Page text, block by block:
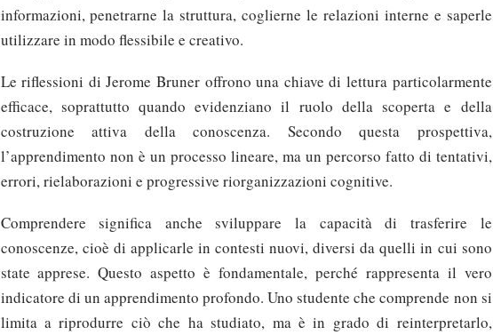
informazioni, penetrarne la struttura, coglierne le relazioni interne e saperle
utilizzare in modo flessibile e creativo.
Le riflessioni di Jerome Bruner offrono una chiave di lettura particolarmente
efficace, soprattutto quando evidenziano il ruolo della scoperta e della
costruzione attiva della conoscenza. Secondo questa prospettiva,
l’apprendimento non è un processo lineare, ma un percorso fatto di tentativi,
errori, rielaborazioni e progressive riorganizzazioni cognitive.
Comprendere significa anche sviluppare la capacità di trasferire le
conoscenze, cioè di applicarle in contesti nuovi, diversi da quelli in cui sono
state apprese. Questo aspetto è fondamentale, perché rappresenta il vero
indicatore di un apprendimento profondo. Uno studente che comprende non si
limita a riprodurre ciò che ha studiato, ma è in grado di reinterpretarlo,